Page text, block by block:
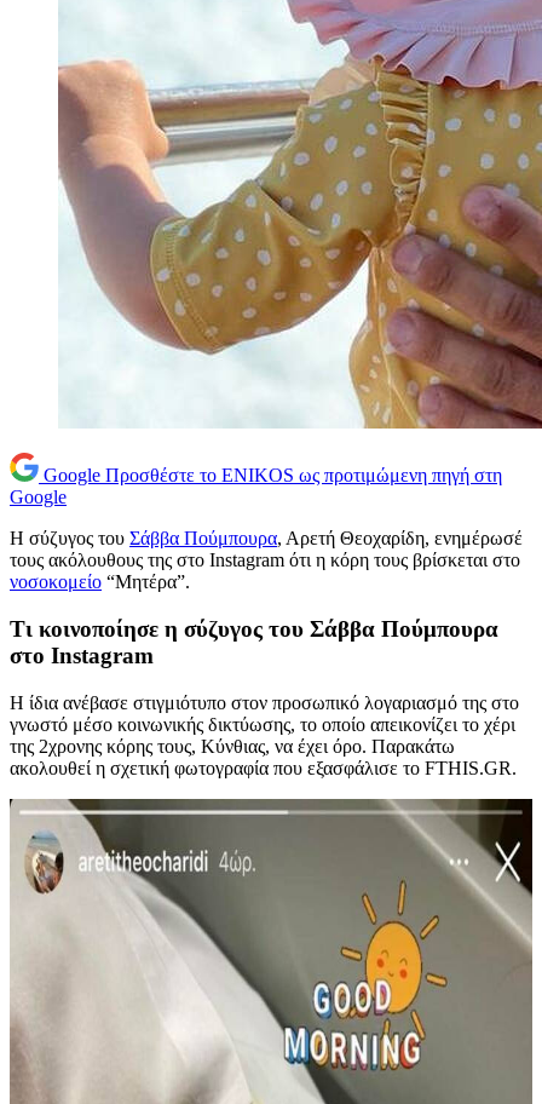
Google Προσθέστε το ENIKOS ως προτιμώμενη πηγή στη
Google
Η σύζυγος του Σάββα Πούμπουρα, Αρετή Θεοχαρίδη, ενημέρωσέ
τους ακόλουθους της στο Instagram ότι η κόρη τους βρίσκεται στο
νοσοκομείο “Μητέρα”.
Τι κοινοποίησε η σύζυγος του Σάββα Πούμπουρα
στο Instagram
Η ίδια ανέβασε στιγμιότυπο στον προσωπικό λογαριασμό της στο
γνωστό μέσο κοινωνικής δικτύωσης, το οποίο απεικονίζει το χέρι
της 2χρονης κόρης τους, Κύνθιας, να έχει όρο. Παρακάτω
ακολουθεί η σχετική φωτογραφία που εξασφάλισε το FTHIS.GR.